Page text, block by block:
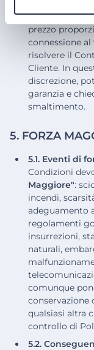
sostituzione
ingiustificato
prezzo
connessione
risolvere il
Cliente. In
discrezione,
garanzia e
smaltimento.
5. FORZA
5.1. Eventi di
Condizioni
Maggiore":
incendi,
adeguamento
regolamenti
insurrezioni,
naturali,
comunque
conservazione
qualsiasi altra
controllo di
5.2.